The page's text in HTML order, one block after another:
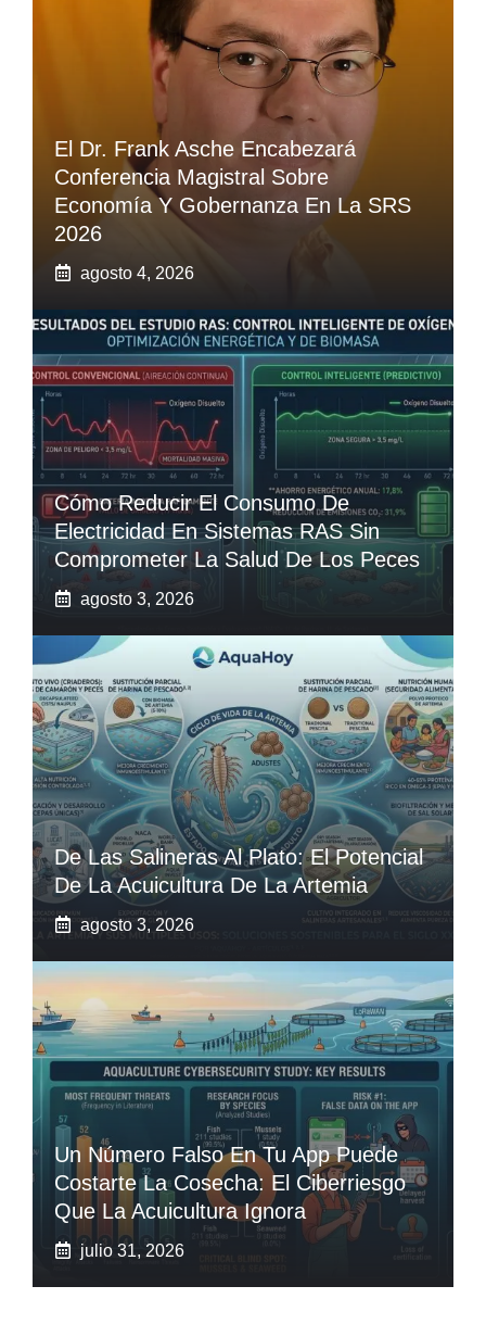
El Dr. Frank Asche Encabezará
Conferencia Magistral Sobre
Economía Y Gobernanza En La SRS
2026
agosto 4, 2026
Cómo Reducir El Consumo De
Electricidad En Sistemas RAS Sin
Comprometer La Salud De Los Peces
agosto 3, 2026
De Las Salineras Al Plato: El Potencial
De La Acuicultura De La Artemia
agosto 3, 2026
Un Número Falso En Tu App Puede
Costarte La Cosecha: El Ciberriesgo
Que La Acuicultura Ignora
julio 31, 2026